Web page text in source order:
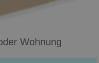
Wohnung